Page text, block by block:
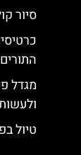
סיור
מגדל
טיול